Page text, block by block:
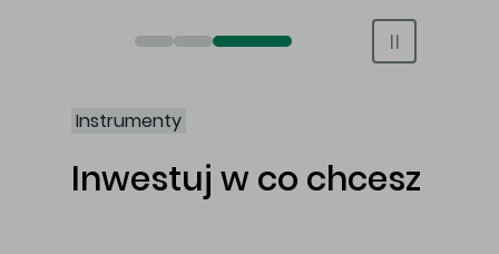
Otwórz rachunek maklerski online
Otwórz konto IKE/IKZE
Świat bez swap i prowizji
Instrumenty
Inwestuj w co chcesz